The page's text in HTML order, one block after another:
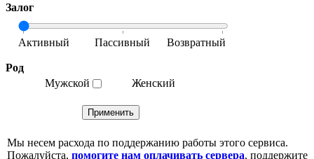
Залог
Род
Мужской
Женский
Мы несем расхода по поддержанию работы этого сервиса.
Пожалуйста, помогите нам оплачивать сервера, поддержите